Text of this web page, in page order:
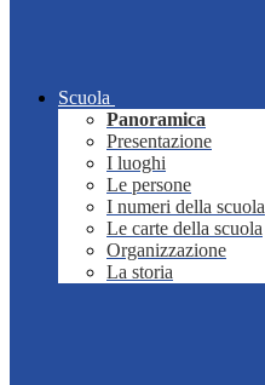
Scuola
Panoramica
Presentazione
I luoghi
Le persone
I numeri della scuola
Le carte della scuola
Organizzazione
La storia